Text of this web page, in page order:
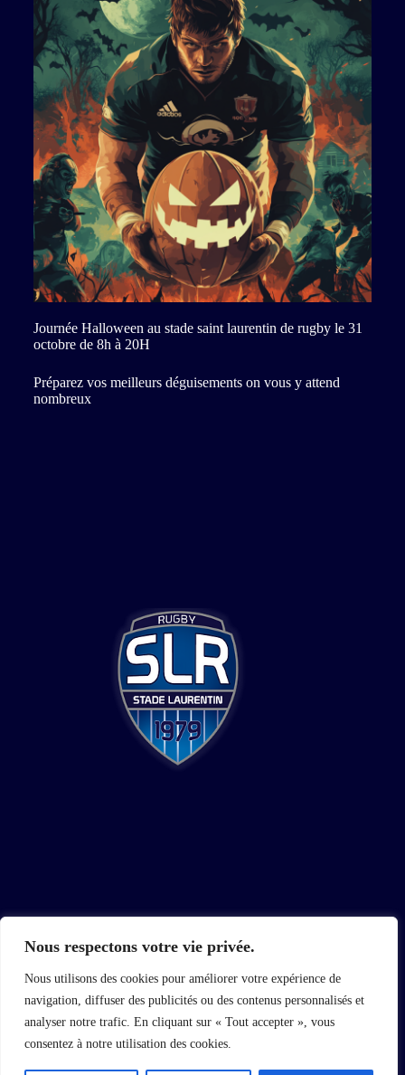
Nous respectons votre vie privée.
Nous utilisons des cookies pour améliorer votre expérience de
navigation, diffuser des publicités ou des contenus personnalisés et
analyser notre trafic. En cliquant sur « Tout accepter », vous
consentez à notre utilisation des cookies.
Journée Halloween au stade saint laurentin de rugby le 31
octobre de 8h à 20H
Préparez vos meilleurs déguisements on vous y attend
nombreux
STADE LAURENTIN RUGBY
Stade des Iscles
310 Allée des Agriculteurs
​​Tél : 0493310488